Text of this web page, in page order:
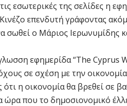
εσωτερικές της σελίδες η
επενδυτή γράφοντας
σωθεί ο Μάριος Ιερωνυμίδης
εφημερίδα “The Cyprus
σε σχέση με την οικονομία
η οικονομία θα βρεθεί σε
ώρα που το δημοσιονομικό